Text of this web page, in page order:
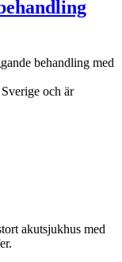
behandling med
och är
akutsjukhus med